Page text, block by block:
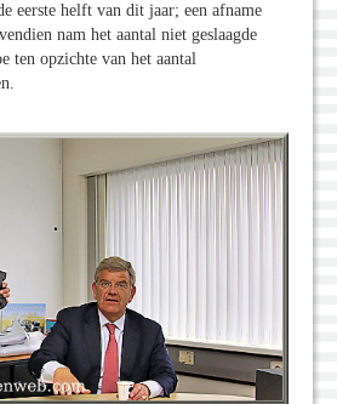
eerste helft van dit jaar; een afname
nam het aantal niet geslaagde
ten opzichte van het aantal